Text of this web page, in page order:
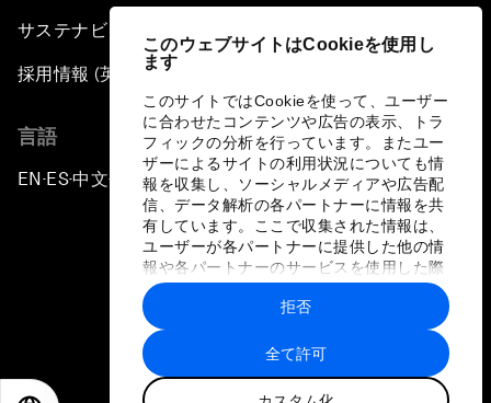
このウェブサイトはCookieを使用し
ます
このサイトではCookieを使って、ユーザー
に合わせたコンテンツや広告の表示、トラ
フィックの分析を行っています。またユー
ザーによるサイトの利用状況についても情
報を収集し、ソーシャルメディアや広告配
信、データ解析の各パートナーに情報を共
有しています。ここで収集された情報は、
ユーザーが各パートナーに提供した他の情
報や各パートナーのサービスを使用した際
に収集された情報と組み合わされ、各パー
トナーによって使用されることがありま
す。
全て許可
拒否
サステナビリティへの取り組み
採用情報 (英語のみ)
言語
EN ▪ES▪中文▪ 日本語
プライバシーポリシーと利用規約
サイトマップ